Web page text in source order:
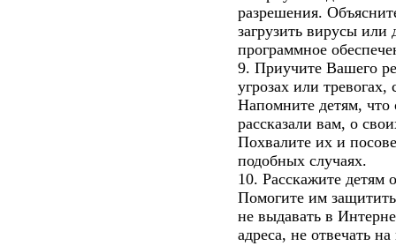
разрешения.
загрузить вирусы или
программное
9. Приучите Вашего
угрозах или
Напомните детям, что
рассказали вам, о
Похвалите их и
подобных случаях.
10. Расскажите детям
Помогите им
не выдавать в
адреса, не отвечать